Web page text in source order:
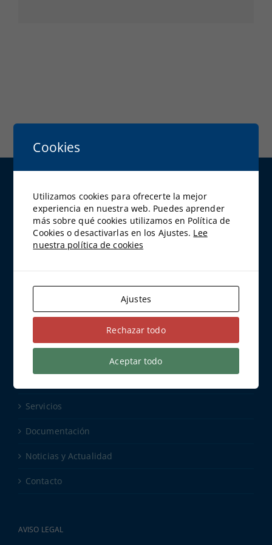
Calle Santa Engracia, 151 Bajo 28003 Madrid
Teléfono:91 534 02 70
Fax:91 534 04 54
Email:consulta@abantos.es
Servicios
Documentación
Noticias y Actualidad
Contacto
AVISO LEGAL
Cookies
Utilizamos cookies para ofrecerte la mejor
experiencia en nuestra web. Puedes aprender
más sobre qué cookies utilizamos en Política de
Cookies o desactivarlas en los Ajustes. Lee
nuestra política de cookies
Ajustes
Rechazar todo
Aceptar todo